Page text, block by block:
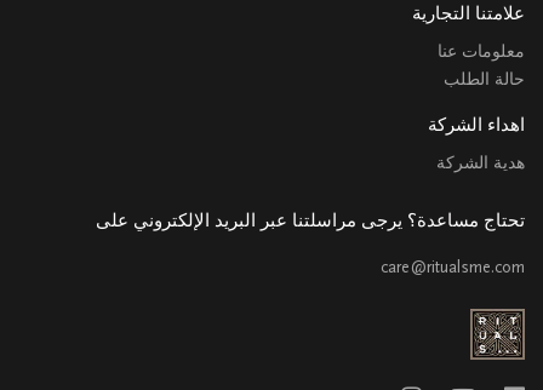
علامتنا التجارية
معلومات عنا
حالة الطلب
اهداء الشركة
هدية الشركة
تحتاج مساعدة؟ يرجى مراسلتنا عبر البريد الإلكتروني على
care@ritualsme.com